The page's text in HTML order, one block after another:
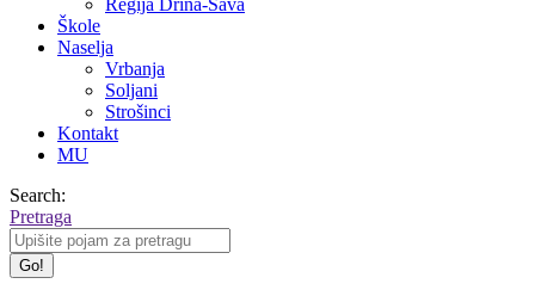
Regija Drina-Sava
Škole
Naselja
Vrbanja
Soljani
Strošinci
Kontakt
MU
Search:
Pretraga